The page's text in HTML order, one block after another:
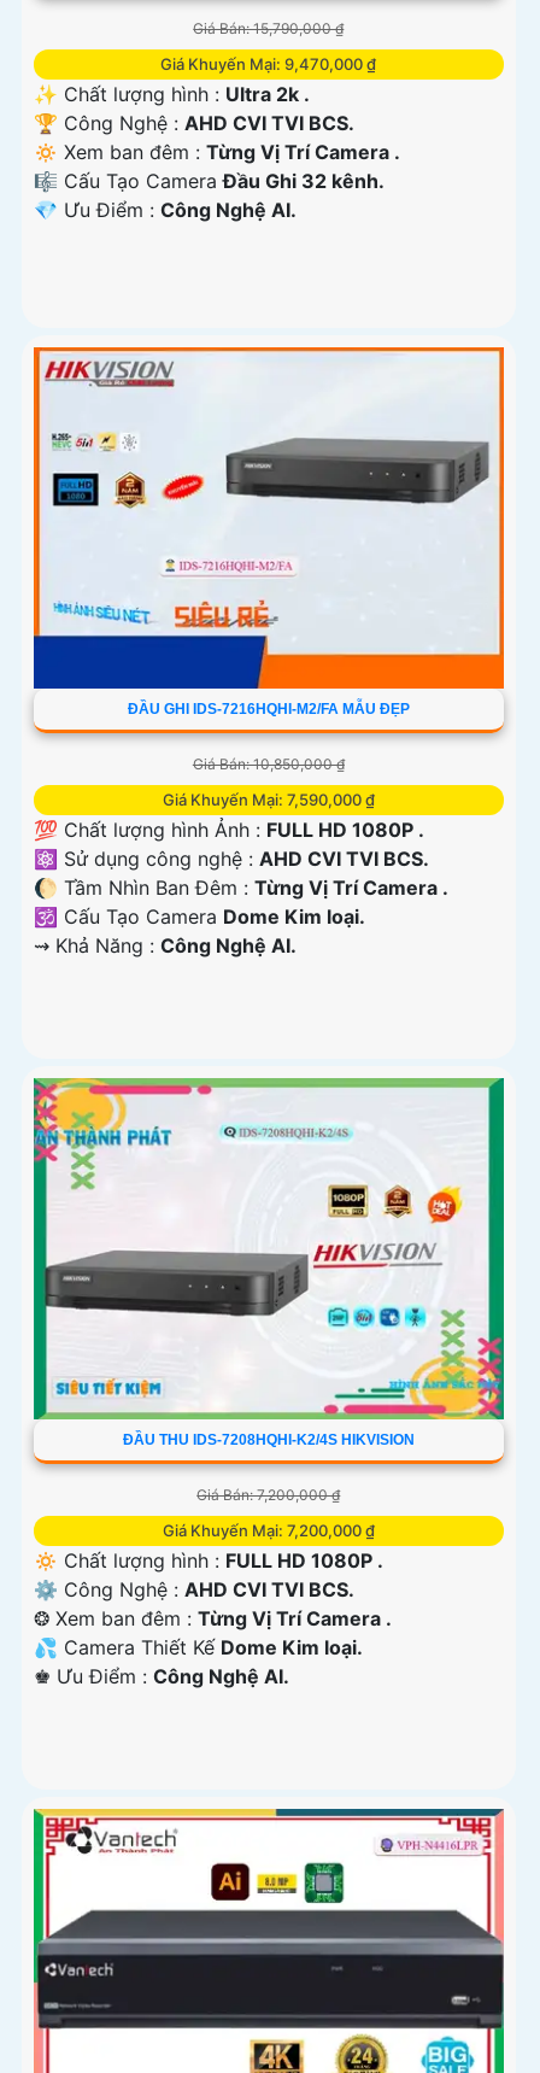
Giá Bán: 15,790,000 ₫
Giá Khuyến Mại: 9,470,000 ₫
✨ Chất lượng hình : Ultra 2k .
🏆 Công Nghệ : AHD CVI TVI BCS.
🔅 Xem ban đêm : Từng Vị Trí Camera .
🎼️ Cấu Tạo CameraĐầu Ghi 32 kênh.
️💎 Ưu Điểm : Công Nghệ AI.
ĐẦU GHI IDS-7216HQHI-M2/FA MẪU ĐẸP
Giá Bán: 10,850,000 ₫
Giá Khuyến Mại: 7,590,000 ₫
💯 Chất lượng hình Ảnh : FULL HD 1080P .
⚛️ Sử dụng công nghệ : AHD CVI TVI BCS.
🌔 Tầm Nhìn Ban Đêm : Từng Vị Trí Camera .
🕉️ Cấu Tạo Camera Dome Kim loại.
️⇝ Khả Năng : Công Nghệ AI.
ĐẦU THU IDS-7208HQHI-K2/4S HIKVISION
Giá Bán: 7,200,000 ₫
Giá Khuyến Mại: 7,200,000 ₫
🔅 Chất lượng hình : FULL HD 1080P .
⚙ Công Nghệ : AHD CVI TVI BCS.
❂ Xem ban đêm : Từng Vị Trí Camera .
💦 Camera Thiết Kế Dome Kim loại.
️♚ Ưu Điểm : Công Nghệ AI.